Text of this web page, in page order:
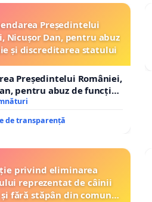
Președintelui
Nicușor Dan, pentru abuz
și discreditarea statului
Președintelui României,
pentru abuz de funcție
statului
de transparență
privind eliminarea
reprezentat de câinii
fără stăpân din comuna